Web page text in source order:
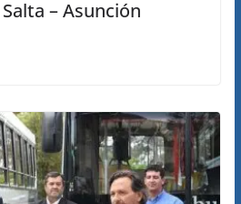
– Asunción